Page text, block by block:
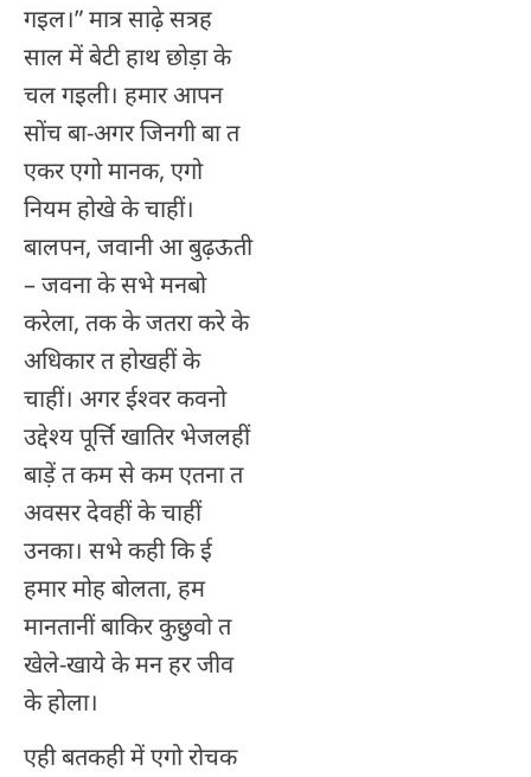
गइल।” मात्र साढ़े सत्रह
साल में बेटी हाथ छोड़ा के
चल गइली। हमार आपन
सोंच बा-अगर जिनगी बा त
एकर एगो मानक, एगो
नियम होखे के चाहीं।
बालपन, जवानी आ बुढ़ऊती
– जवना के सभे मनबो
करेला, तक के जतरा करे के
अधिकार त होखहीं के
चाहीं। अगर ईश्वर कवनो
उद्देश्य पूर्त्ति खातिर भेजलहीं
बाड़ें त कम से कम एतना त
अवसर देवहीं के चाहीं
उनका। सभे कही कि ई
हमार मोह बोलता, हम
मानतानीं बाकिर कुछुवो त
खेले-खाये के मन हर जीव
के होला।
एही बतकही में एगो रोचक